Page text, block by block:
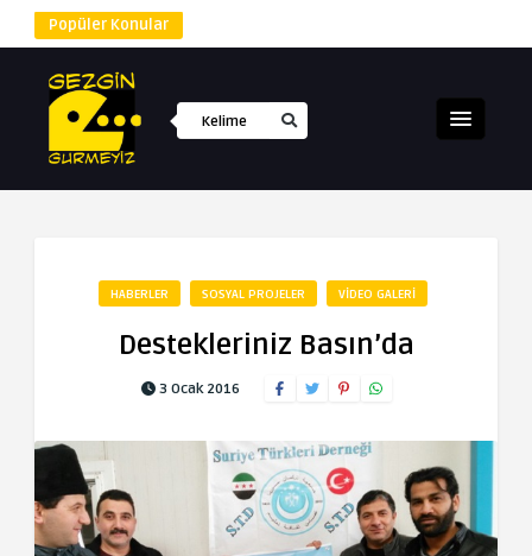
Popüler Konular
HABERLER SOSYAL PROJELER VIDEO GALERI
Destekleriniz Basın’da
3 Ocak 2016